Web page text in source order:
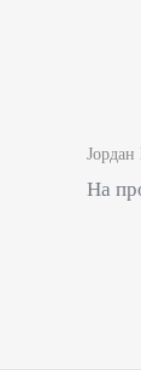
Јордан
На